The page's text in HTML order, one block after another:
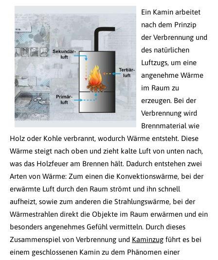
Ein Kamin arbeitet
nach dem Prinzip
der Verbrennung und
des natürlichen
Luftzugs, um eine
angenehme Wärme
im Raum zu
erzeugen. Bei der
Verbrennung wird
Brennmaterial wie
Holz oder Kohle verbrannt, wodurch Wärme entsteht. Diese
Wärme steigt nach oben und zieht kalte Luft von unten nach,
was das Holzfeuer am Brennen hält. Dadurch entstehen zwei
Arten von Wärme: Zum einen die Konvektionswärme, bei der
erwärmte Luft durch den Raum strömt und ihn schnell
aufheizt, sowie zum anderen die Strahlungswärme, bei der
Wärmestrahlen direkt die Objekte im Raum erwärmen und ein
besonders angenehmes Gefühl vermitteln. Durch dieses
Zusammenspiel von Verbrennung und Kaminzug führt es bei
einem geschlossenen Kamin zu dem Phänomen einer